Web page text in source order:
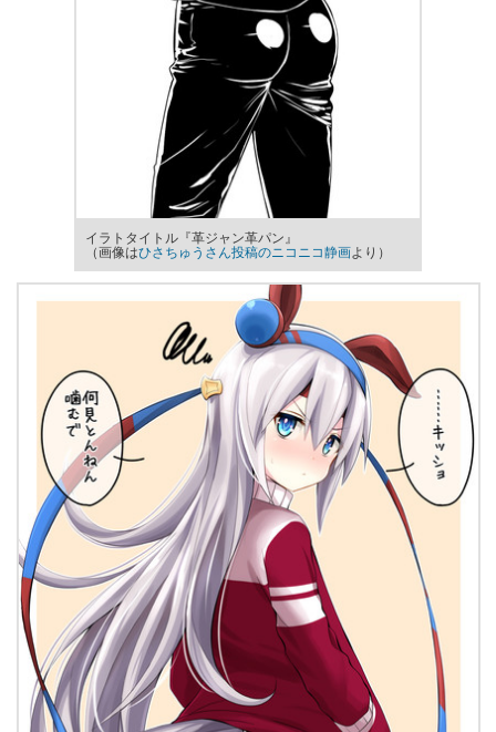
イラトタイトル『革ジャン革パン』
（画像はひさちゅうさん投稿のニコニコ静画より）